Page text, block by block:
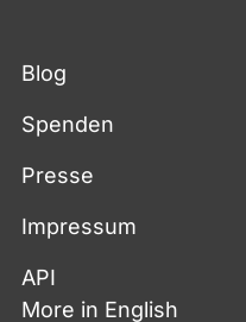
Blog
Spenden
Presse
Impressum
API
More in English